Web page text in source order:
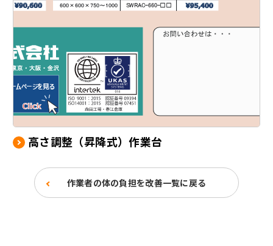
高さ調整（昇降式）作業台
作業者の体の負担を改善一覧に戻る